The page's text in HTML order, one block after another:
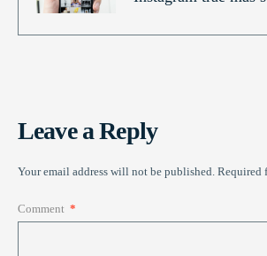
Leave a Reply
Your email address will not be published. Required
Comment *